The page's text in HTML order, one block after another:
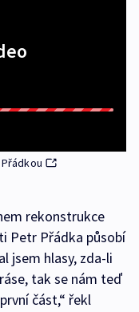
rekonstrukce
Petr Přádka působí
jsem hlasy, zda-li
tak se nám teď
část,“ řekl